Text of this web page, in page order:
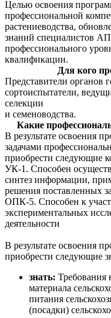
Целью освоения
профессиональной
растениеводства,
знаний специалистов
профессионального
квалификации.
Для кого
Представители органов
сортоиспытатели,
селекции
и семеноводства.
Какие
В результате освоения
задачами
приобрести следующие
УК-1. Способен
синтез информации,
решения поставленных
ОПК-5. Способен к
экспериментальных
деятельности
В результате освоения
приобрести следующие
знать: Требования
материала
питания
(посадки)